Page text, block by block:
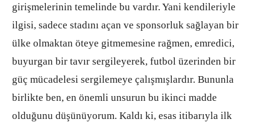
girişmelerinin temelinde bu vardır. Yani kendileriyle
ilgisi, sadece stadını açan ve sponsorluk sağlayan bir
ülke olmaktan öteye gitmemesine rağmen, emredici,
buyurgan bir tavır sergileyerek, futbol üzerinden bir
güç mücadelesi sergilemeye çalışmışlardır. Bununla
birlikte ben, en önemli unsurun bu ikinci madde
olduğunu düşünüyorum. Kaldı ki, esas itibarıyla ilk